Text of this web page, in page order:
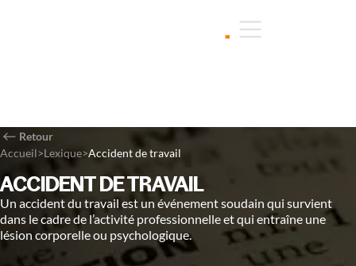
Retour
Accueil>Lexique>Accident de travail
ACCIDENT DE TRAVAIL
Un accident du travail est un événement soudain qui survient
dans le cadre de l’activité professionnelle et qui entraîne une
lésion corporelle ou psychologique.